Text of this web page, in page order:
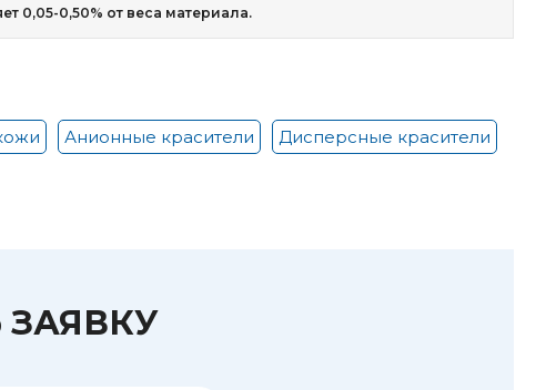
0,05-0,50% от веса материала.
Анионные красители Дисперсные красители
ЗАЯВКУ